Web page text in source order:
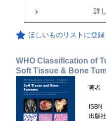
詳
ほしいものリストに登録
WHO Classification of
Soft Tissue & Bone
著者
ISBN
出版社